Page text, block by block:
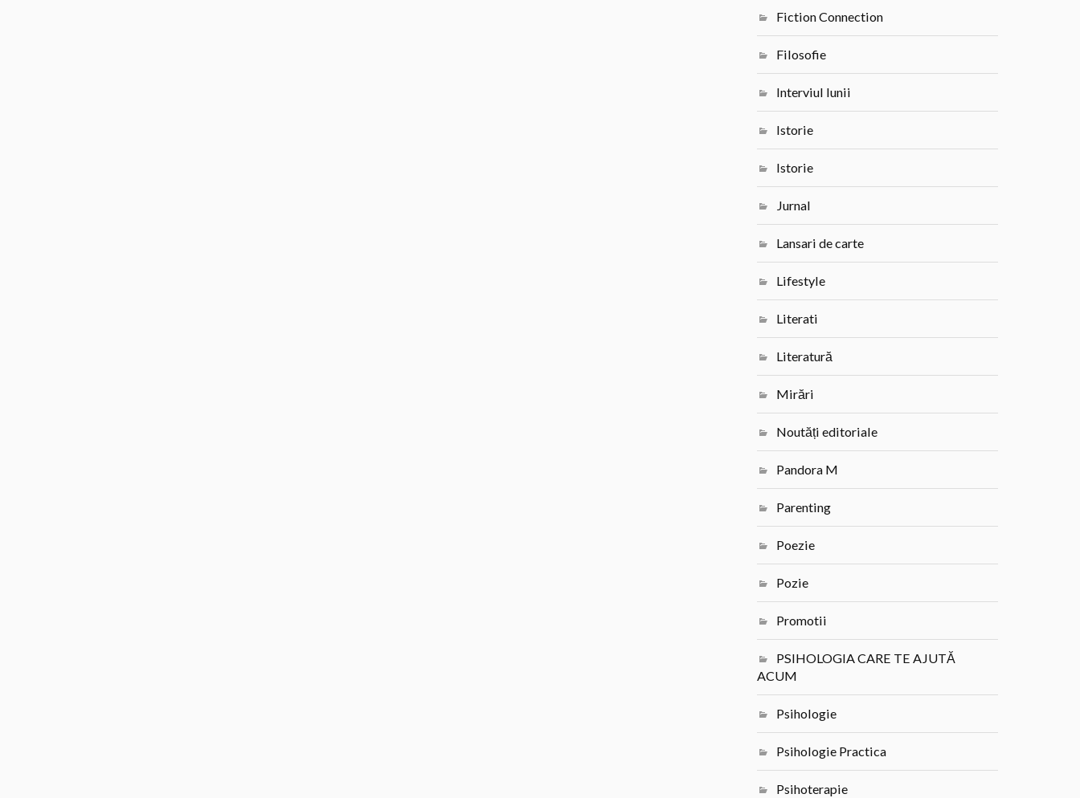
Fiction Connection
Filosofie
Interviul lunii
Istorie
Istorie
Jurnal
Lansari de carte
Lifestyle
Literati
Literatură
Mirări
Noutăți editoriale
Pandora M
Parenting
Poezie
Pozie
Promotii
PSIHOLOGIA CARE TE AJUTĂ
ACUM
Psihologie
Psihologie Practica
Psihoterapie